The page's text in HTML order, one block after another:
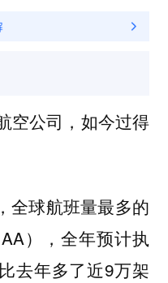
空公司，如今过得
全球航班量最多的
），全年预计执
去年多了近9万架